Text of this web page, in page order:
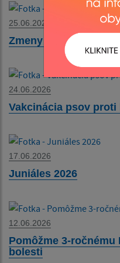
25.06.2026
Zmeny cestovných
24.06.2026
Vakcinácia psov proti
17.06.2026
Juniáles 2026
12.06.2026
Pomôžme 3-
bolesti